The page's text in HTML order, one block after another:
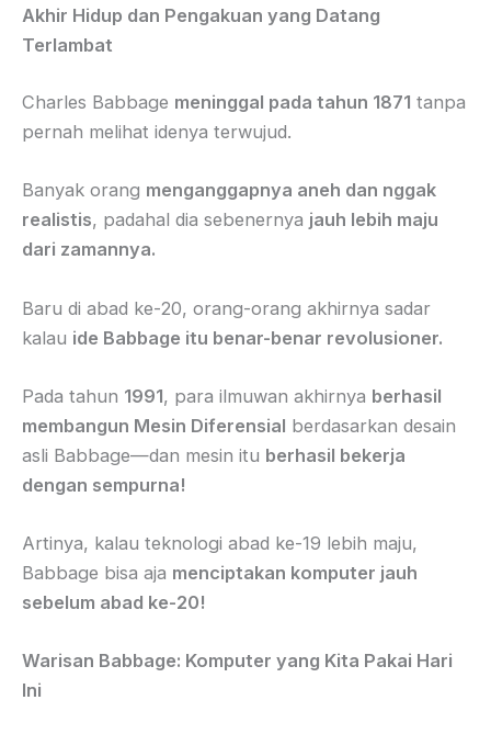
Akhir Hidup dan Pengakuan yang Datang
Terlambat
Charles Babbage meninggal pada tahun 1871 tanpa
pernah melihat idenya terwujud.
Banyak orang menganggapnya aneh dan nggak
realistis, padahal dia sebenernya jauh lebih maju
dari zamannya.
Baru di abad ke-20, orang-orang akhirnya sadar
kalau ide Babbage itu benar-benar revolusioner.
Pada tahun 1991, para ilmuwan akhirnya berhasil
membangun Mesin Diferensial berdasarkan desain
asli Babbage—dan mesin itu berhasil bekerja
dengan sempurna!
Artinya, kalau teknologi abad ke-19 lebih maju,
Babbage bisa aja menciptakan komputer jauh
sebelum abad ke-20!
Warisan Babbage: Komputer yang Kita Pakai Hari
Ini